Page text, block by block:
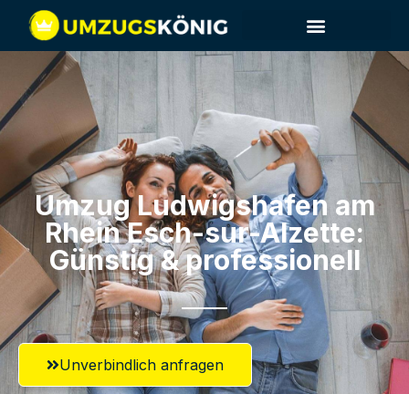
Umzug Ludwigshafen am
Rhein​ Esch-sur-Alzette:
Günstig & professionell​
Unverbindlich anfragen